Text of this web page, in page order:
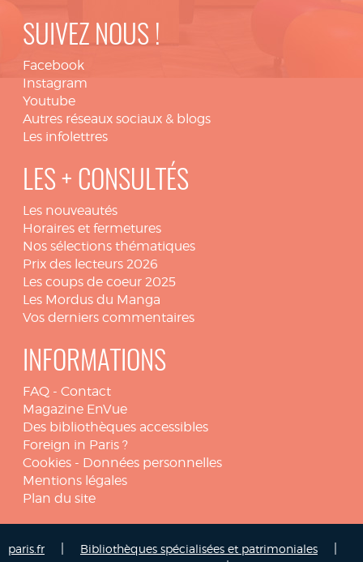
SUIVEZ NOUS !
Facebook
Instagram
Youtube
Autres réseaux sociaux & blogs
Les infolettres
LES + CONSULTÉS
Les nouveautés
Horaires et fermetures
Nos sélections thématiques
Prix des lecteurs 2026
Les coups de coeur 2025
Les Mordus du Manga
Vos derniers commentaires
INFORMATIONS
FAQ - Contact
Magazine EnVue
Des bibliothèques accessibles
Foreign in Paris ?
Cookies - Données personnelles
Mentions légales
Plan du site
paris.fr Bibliothèques spécialisées et patrimoniales